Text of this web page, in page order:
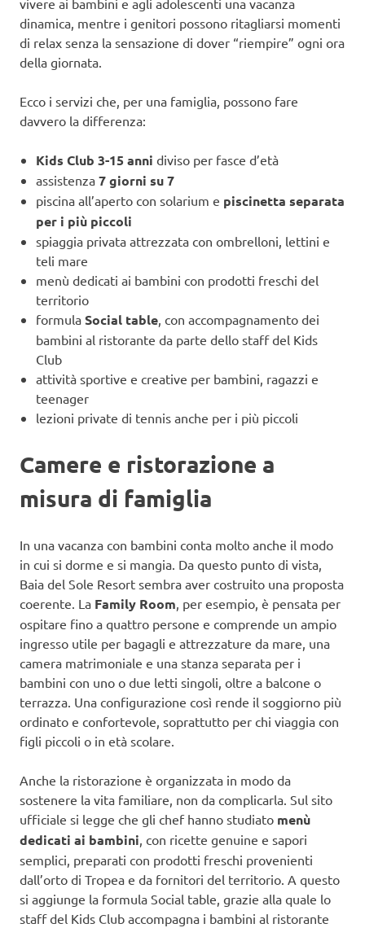
vivere ai bambini e agli adolescenti una vacanza
dinamica, mentre i genitori possono ritagliarsi momenti
di relax senza la sensazione di dover “riempire” ogni ora
della giornata.
Ecco i servizi che, per una famiglia, possono fare
davvero la differenza:
Kids Club 3-15 anni diviso per fasce d’età
assistenza 7 giorni su 7
piscina all’aperto con solarium e piscinetta separata
per i più piccoli
spiaggia privata attrezzata con ombrelloni, lettini e
teli mare
menù dedicati ai bambini con prodotti freschi del
territorio
formula Social table, con accompagnamento dei
bambini al ristorante da parte dello staff del Kids
Club
attività sportive e creative per bambini, ragazzi e
teenager
lezioni private di tennis anche per i più piccoli
Camere e ristorazione a
misura di famiglia
In una vacanza con bambini conta molto anche il modo
in cui si dorme e si mangia. Da questo punto di vista,
Baia del Sole Resort sembra aver costruito una proposta
coerente. La Family Room, per esempio, è pensata per
ospitare fino a quattro persone e comprende un ampio
ingresso utile per bagagli e attrezzature da mare, una
camera matrimoniale e una stanza separata per i
bambini con uno o due letti singoli, oltre a balcone o
terrazza. Una configurazione così rende il soggiorno più
ordinato e confortevole, soprattutto per chi viaggia con
figli piccoli o in età scolare.
Anche la ristorazione è organizzata in modo da
sostenere la vita familiare, non da complicarla. Sul sito
ufficiale si legge che gli chef hanno studiato menù
dedicati ai bambini, con ricette genuine e sapori
semplici, preparati con prodotti freschi provenienti
dall’orto di Tropea e da fornitori del territorio. A questo
si aggiunge la formula Social table, grazie alla quale lo
staff del Kids Club accompagna i bambini al ristorante